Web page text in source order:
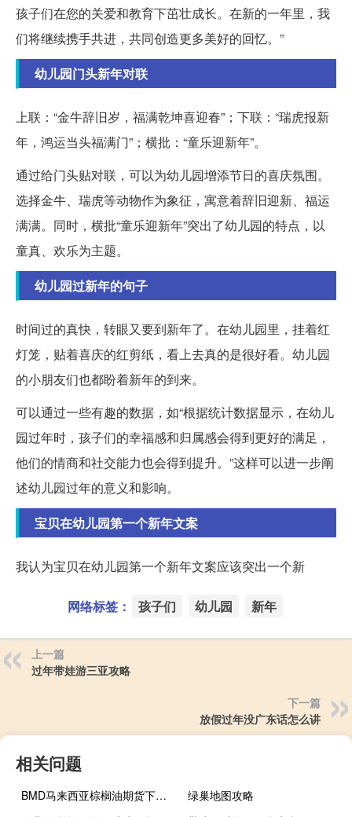
孩子们在您的关爱和教育下茁壮成长。在新的一年里，我
们将继续携手共进，共同创造更多美好的回忆。”
幼儿园门头新年对联
上联：“金牛辞旧岁，福满乾坤喜迎春”；下联：“瑞虎报新
年，鸿运当头福满门”；横批：“童乐迎新年”。
通过给门头贴对联，可以为幼儿园增添节日的喜庆氛围。
选择金牛、瑞虎等动物作为象征，寓意着辞旧迎新、福运
满满。同时，横批“童乐迎新年”突出了幼儿园的特点，以
童真、欢乐为主题。
幼儿园过新年的句子
时间过的真快，转眼又要到新年了。在幼儿园里，挂着红
灯笼，贴着喜庆的红剪纸，看上去真的是很好看。幼儿园
的小朋友们也都盼着新年的到来。
可以通过一些有趣的数据，如“根据统计数据显示，在幼儿
园过年时，孩子们的幸福感和归属感会得到更好的满足，
他们的情商和社交能力也会得到提升。”这样可以进一步阐
述幼儿园过年的意义和影响。
宝贝在幼儿园第一个新年文案
我认为宝贝在幼儿园第一个新年文案应该突出一个新
网络标签： 孩子们 幼儿园 新年
上一篇
过年带娃游三亚攻略
下一篇
放假过年没广东话怎么讲
相关问题
BMD马来西亚棕榈油期货下跌等待MPOB月报公布
绿巢地图攻略